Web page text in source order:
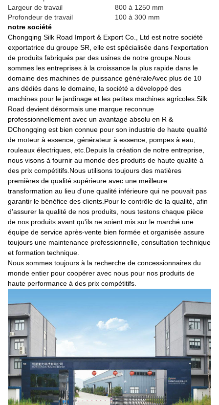
Largeur de travail
800 à 1250 mm
Profondeur de travail
100 à 300 mm
notre société
Chongqing Silk Road Import & Export Co., Ltd est notre société
exportatrice du groupe SR, elle est spécialisée dans l'exportation
de produits fabriqués par des usines de notre groupe.Nous
sommes les entreprises à la croissance la plus rapide dans le
domaine des machines de puissance généraleAvec plus de 10
ans dédiés dans le domaine, la société a développé des
machines pour le jardinage et les petites machines agricoles.Silk
Road devient désormais une marque reconnue
professionnellement avec un avantage absolu en R &
DChongqing est bien connue pour son industrie de haute qualité
de moteur à essence, générateur à essence, pompes à eau,
rouleaux électriques, etc.Depuis la création de notre entreprise,
nous visons à fournir au monde des produits de haute qualité à
des prix compétitifs.Nous utilisons toujours des matières
premières de qualité supérieure avec une meilleure
transformation au lieu d'une qualité inférieure qui ne pouvait pas
garantir le bénéfice des clients.Pour le contrôle de la qualité, afin
d'assurer la qualité de nos produits, nous testons chaque pièce
de nos produits avant qu'ils ne soient mis sur le marché.une
équipe de service après-vente bien formée et organisée assure
toujours une maintenance professionnelle, consultation technique
et formation technique.
Nous sommes toujours à la recherche de concessionnaires du
monde entier pour coopérer avec nous pour nos produits de
haute performance à des prix compétitifs.